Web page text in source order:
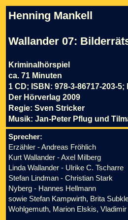
Henning Mankell
Wallander 07:
Kriminalhörspiel
ca. 71 Minuten
1 CD; ISBN: 978-3-86717-203-5;
Der Hörverlag 2009
Regie: Sven Stricker
Musik: Jan-Peter Pflug und
Sprecher:
Erzähler - Andreas Fröhlich
Kurt Wallander - Axel Milberg
Linda Wallander - Ulrike C. Tscharre
Stefan Lindman - Christian Stark
Nyberg - Hannes Hellmann
sowie Stefan Kampwirth, Brita
Wohlgemuth, Marion Elskis,